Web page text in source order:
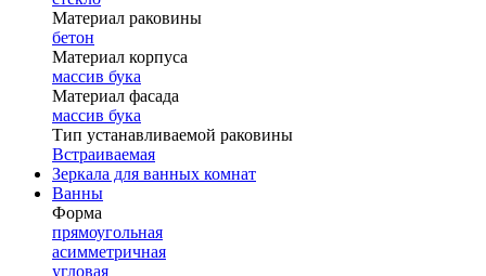
Материал раковины
бетон
Материал корпуса
массив бука
Материал фасада
массив бука
Тип устанавливаемой раковины
Встраиваемая
Зеркала для ванных комнат
Ванны
Форма
прямоугольная
асимметричная
угловая